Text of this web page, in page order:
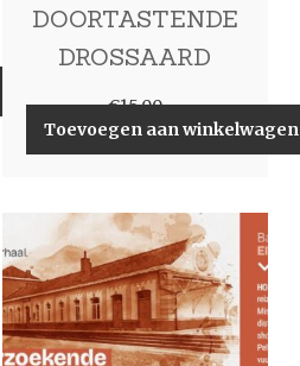
DOORTASTENDE
DROSSAARD
€15,00
Toevoegen aan winkelwagen